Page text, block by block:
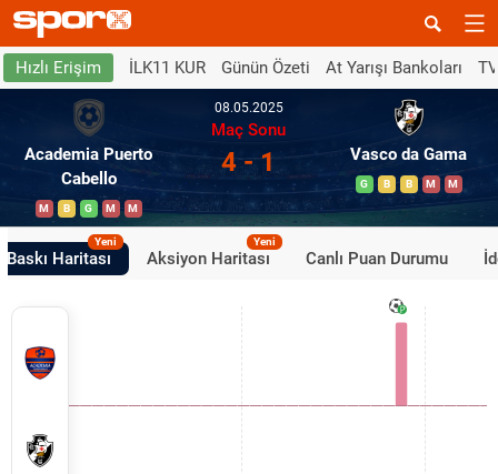
Hızlı Erişim İLK11 KUR Günün Özeti At Yarışı Bankoları
Academia Puerto
Cabello
M B G M M
08.05.2025
Maç Sonu
4 - 1 Vasco da Gama
G B B M M
Baskı Haritası
Yeni
Aksiyon Haritası
Yeni
Canlı Puan Durumu